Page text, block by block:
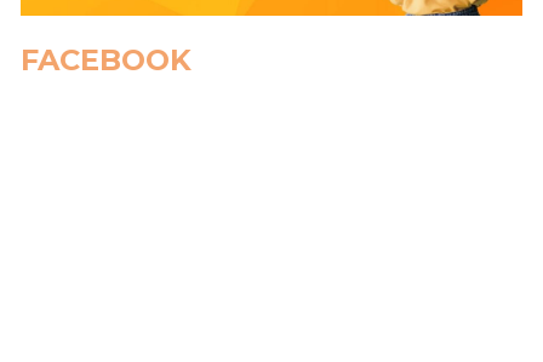
FACEBOOK